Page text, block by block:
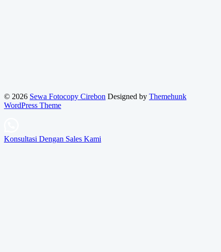
© 2026 Sewa Fotocopy Cirebon Designed by Themehunk
WordPress Theme
Konsultasi Dengan Sales Kami